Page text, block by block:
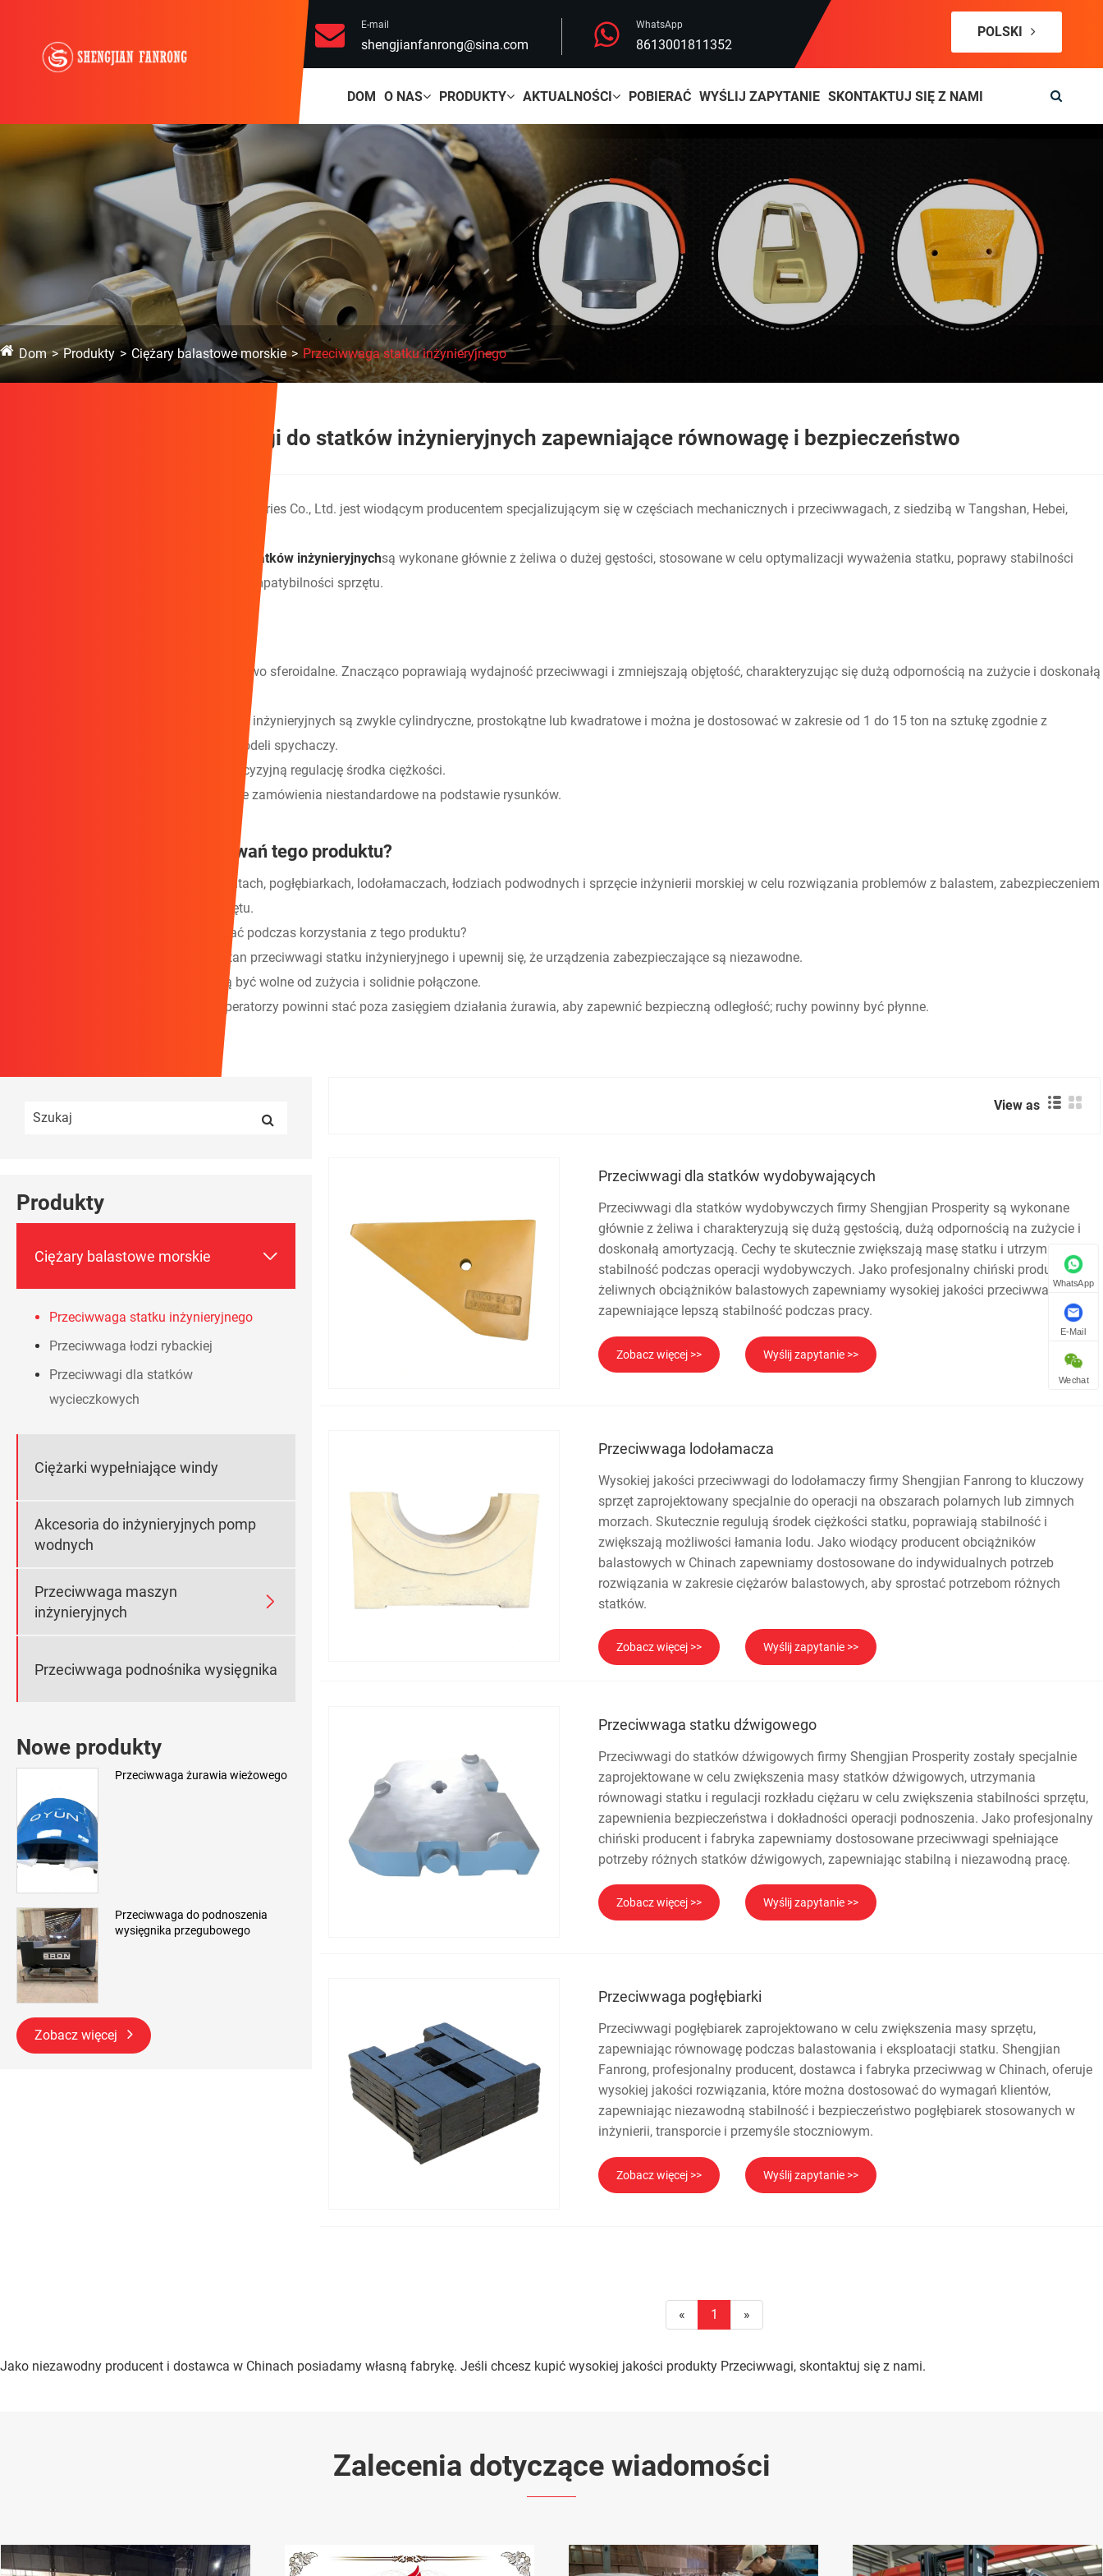
E-mail
shengjianfanrong@sina.com
WhatsApp
8613001811352
POLSKI
DOM O NAS PRODUKTY AKTUALNOŚCI POBIERAĆ WYŚLIJ ZAPYTANIE SKONTAKTUJ SIĘ Z NAMI
Dom Produkty Ciężary balastowe morskie Przeciwwaga statku inżynieryjnego
Niestandardowe przeciwwagi do statków inżynieryjnych zapewniające równowagę i bezpieczeństwo
Machinery Accessories Co., Ltd. jest wiodącym producentem specjalizującym się w częściach mechanicznych i przeciwwagach, z siedzibą w Tangshan, Hebei,
Przeciwwagi statków inżynieryjnychsą wykonane głównie z żeliwa o dużej gęstości, stosowane w celu optymalizacji wyważenia statku, poprawy stabilności
przed wiatrem i falami oraz zapewnienia kompatybilności sprzętu.
1. Materiały obejmują żeliwo, surówkę i żeliwo sferoidalne. Znacząco poprawiają wydajność przeciwwagi i zmniejszają objętość, charakteryzując się dużą odpornością na zużycie i doskonałą
2. Zaawansowane przeciwwagi do statków inżynieryjnych są zwykle cylindryczne, prostokątne lub kwadratowe i można je dostosować w zakresie od 1 do 15 ton na sztukę zgodnie z
rysunkami, spełniając potrzeby różnych modeli spychaczy.
3. Nieregularna konstrukcja umożliwia precyzyjną regulację środka ciężkości.
4. Spersonalizowany projekt; Mile widziane zamówienia niestandardowe na podstawie rysunków.
Jakie są scenariusze zastosowań tego produktu?
Typy statków: Szeroko stosowane w jachtach, pogłębiarkach, lodołamaczach, łodziach podwodnych i sprzęcie inżynierii morskiej w celu rozwiązania problemów z balastem, zabezpieczeniem
przed przechyleniem i wyważeniem sprzętu.
Jakie środki ostrożności należy zachować podczas korzystania z tego produktu?
1. Przed rozpoczęciem pracy sprawdź stan przeciwwagi statku inżynieryjnego i upewnij się, że urządzenia zabezpieczające są niezawodne.
2. Części łączące (liny, łańcuchy) muszą być wolne od zużycia i solidnie połączone.
3. Podczas podnoszenia przeciwwag operatorzy powinni stać poza zasięgiem działania żurawia, aby zapewnić bezpieczną odległość; ruchy powinny być płynne.
Produkty
Ciężary balastowe morskie 
Przeciwwaga statku inżynieryjnego
Przeciwwaga łodzi rybackiej
Przeciwwagi dla statków
wycieczkowych
Ciężarki wypełniające windy
Akcesoria do inżynieryjnych pomp
wodnych
Przeciwwaga maszyn
inżynieryjnych

Przeciwwaga podnośnika wysięgnika
Nowe produkty
Przeciwwaga żurawia wieżowego
Przeciwwaga do podnoszenia
wysięgnika przegubowego
Zobacz więcej
View as
Przeciwwagi dla statków wydobywających
Przeciwwagi dla statków wydobywczych firmy Shengjian Prosperity są wykonane
głównie z żeliwa i charakteryzują się dużą gęstością, dużą odpornością na zużycie i
doskonałą amortyzacją. Cechy te skutecznie zwiększają masę statku i utrzymują
stabilność podczas operacji wydobywczych. Jako profesjonalny chiński producent
żeliwnych obciążników balastowych zapewniamy wysokiej jakości przeciwwagi,
zapewniające lepszą stabilność podczas pracy.
Zobacz więcej >> Wyślij zapytanie >>
Przeciwwaga lodołamacza
Wysokiej jakości przeciwwagi do lodołamaczy firmy Shengjian Fanrong to kluczowy
sprzęt zaprojektowany specjalnie do operacji na obszarach polarnych lub zimnych
morzach. Skutecznie regulują środek ciężkości statku, poprawiają stabilność i
zwiększają możliwości łamania lodu. Jako wiodący producent obciążników
balastowych w Chinach zapewniamy dostosowane do indywidualnych potrzeb
rozwiązania w zakresie ciężarów balastowych, aby sprostać potrzebom różnych
statków.
Zobacz więcej >> Wyślij zapytanie >>
Przeciwwaga statku dźwigowego
Przeciwwagi do statków dźwigowych firmy Shengjian Prosperity zostały specjalnie
zaprojektowane w celu zwiększenia masy statków dźwigowych, utrzymania
równowagi statku i regulacji rozkładu ciężaru w celu zwiększenia stabilności sprzętu,
zapewnienia bezpieczeństwa i dokładności operacji podnoszenia. Jako profesjonalny
chiński producent i fabryka zapewniamy dostosowane przeciwwagi spełniające
potrzeby różnych statków dźwigowych, zapewniając stabilną i niezawodną pracę.
Zobacz więcej >> Wyślij zapytanie >>
Przeciwwaga pogłębiarki
Przeciwwagi pogłębiarek zaprojektowano w celu zwiększenia masy sprzętu,
zapewniając równowagę podczas balastowania i eksploatacji statku. Shengjian
Fanrong, profesjonalny producent, dostawca i fabryka przeciwwag w Chinach, oferuje
wysokiej jakości rozwiązania, które można dostosować do wymagań klientów,
zapewniając niezawodną stabilność i bezpieczeństwo pogłębiarek stosowanych w
inżynierii, transporcie i przemyśle stoczniowym.
Zobacz więcej >> Wyślij zapytanie >>
« 1 »
Jako niezawodny producent i dostawca w Chinach posiadamy własną fabrykę. Jeśli chcesz kupić wysokiej jakości produkty Przeciwwagi, skontaktuj się z nami.
Zalecenia dotyczące wiadomości
WhatsApp
E-Mail
Wechat